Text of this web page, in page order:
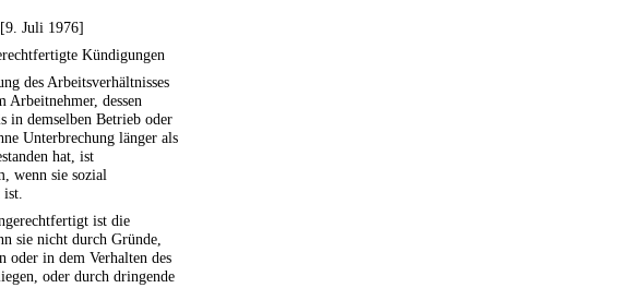
[9. Juli 1976]
Kündigungen
des Arbeitsverhältnisses
Arbeitnehmer, dessen
in demselben Betrieb oder
Unterbrechung länger als
hat, ist
wenn sie sozial
ist.
ist die
sie nicht durch Gründe,
oder in dem Verhalten des
oder durch dringende